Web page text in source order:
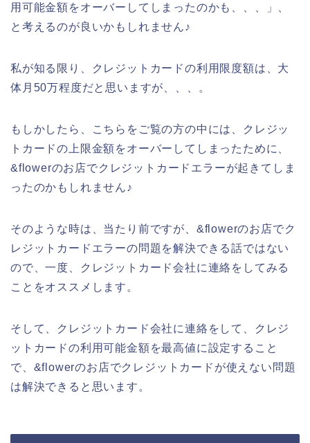
用可能金額をオーバーしてしまったのかも、、、」、
と考えるのが良いかもしれません♪
私が知る限り、クレジットカードの利用限度額は、大
体月50万程度だと思いますが、、、。
もしかしたら、こちらをご覧の方の中には、クレジッ
トカードの上限金額をオーバーしてしまったために、
&flowerのお店でクレジットカードエラーが起きてしま
ったのかもしれません♪
そのような時は、当たり前ですが、&flowerのお店でク
レジットカードエラーの問題を解決できる話ではない
ので、一度、クレジットカード会社に連絡をしてみる
ことをオススメします。
そして、クレジットカード会社に連絡をして、クレジ
ットカードの利用可能金額を最高値に設定すること
で、&flowerのお店でクレジットカードが使えない問題
は解決できると思います。